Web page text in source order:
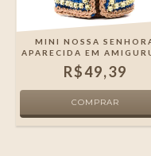
MINI NOSSA
APARECIDA EM
R$49,39